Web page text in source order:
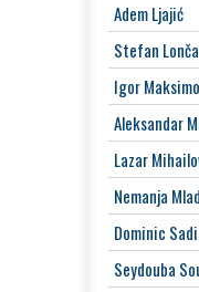
Adem Ljajić
Stefan
Igor
Aleksandar
Lazar
Nemanja
Dominic Sadi
Seydouba